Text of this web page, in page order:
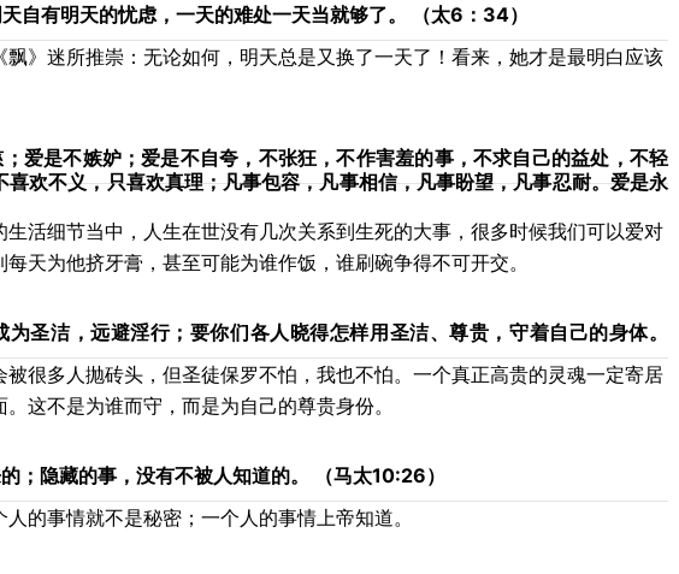
自有明天的忧虑，一天的难处一天当就够了。 （太6：34）
》迷所推崇：无论如何，明天总是又换了一天了！看来，她才是最明白应该
爱是不嫉妒；爱是不自夸，不张狂，不作害羞的事，不求自己的益处，不轻
喜欢不义，只喜欢真理；凡事包容，凡事相信，凡事盼望，凡事忍耐。爱是永
活细节当中，人生在世没有几次关系到生死的大事，很多时候我们可以爱对
天为他挤牙膏，甚至可能为谁作饭，谁刷碗争得不可开交。
圣洁，远避淫行；要你们各人晓得怎样用圣洁、尊贵，守着自己的身体。
很多人抛砖头，但圣徒保罗不怕，我也不怕。一个真正高贵的灵魂一定寄居
这不是为谁而守，而是为自己的尊贵身份。
；隐藏的事，没有不被人知道的。
（马太10:26）
的事情就不是秘密；一个人的事情上帝知道。